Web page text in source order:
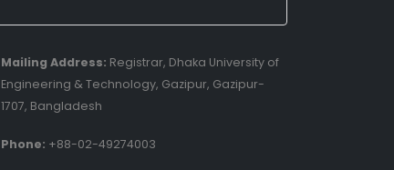
Mailing Address: Registrar, Dhaka University of
Engineering & Technology, Gazipur, Gazipur-
1707, Bangladesh
Phone: +88-02-49274003